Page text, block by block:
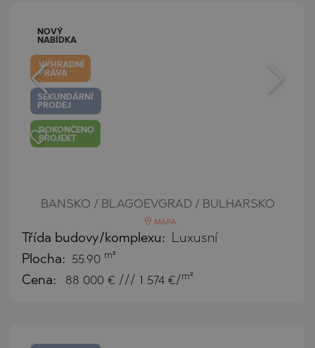
NOVÝ
NABÍDKA
VÝHRADNÍ
PRÁVA
SEKUNDÁRNÍ
PRODEJ
DOKONČENO
PROJEKT
BANSKO / BLAGOEVGRAD / BULHARSKO
MAPA
Třída budovy/komplexu: Luxusní
Plocha: 55.90 m²
Cena: 88 000 € /// 1 574 €/ m²